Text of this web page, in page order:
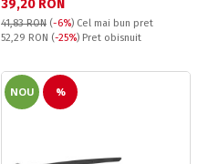
39,20 RON
41,83 RON (-6%) Cel mai bun pret
Pret obisnuit:
52,29 RON (-25%) Pret obisnuit
NOU %